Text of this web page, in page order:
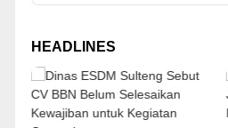
HEADLINES